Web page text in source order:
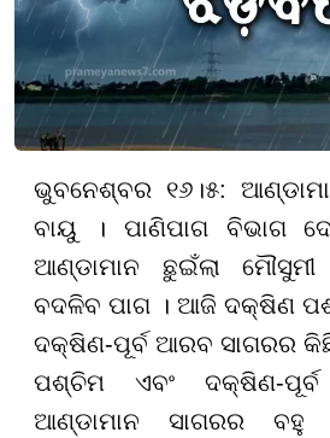
ଭୁବନେଶ୍ବର ୧୬।୫:
ବାୟୁ । ପାଣିପାଗ ବିଭାଗ
ଆଣ୍ଡାମାନ ଛୁଇଁଲା
ବଦଳିବ ପାଗ । ଆଜି ଦକ୍ଷିଣ
ଦକ୍ଷିଣ-ପୂର୍ବ ଆରବ ସାଗରର
ପଶ୍ଚିମ ଏବଂ ଦକ୍ଷିଣ-ପୂର୍ବ
ଆଣ୍ଡାମାନ ସାଗରର